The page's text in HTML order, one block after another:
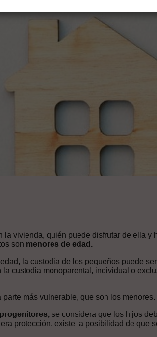
vivienda, quién puede disfrutar de ella y
son menores de edad.
la custodia de los pequeños puede
custodia monoparental, individual o
más vulnerable, que son los menores.
se considera que los hijos
protección, existe la posibilidad de que